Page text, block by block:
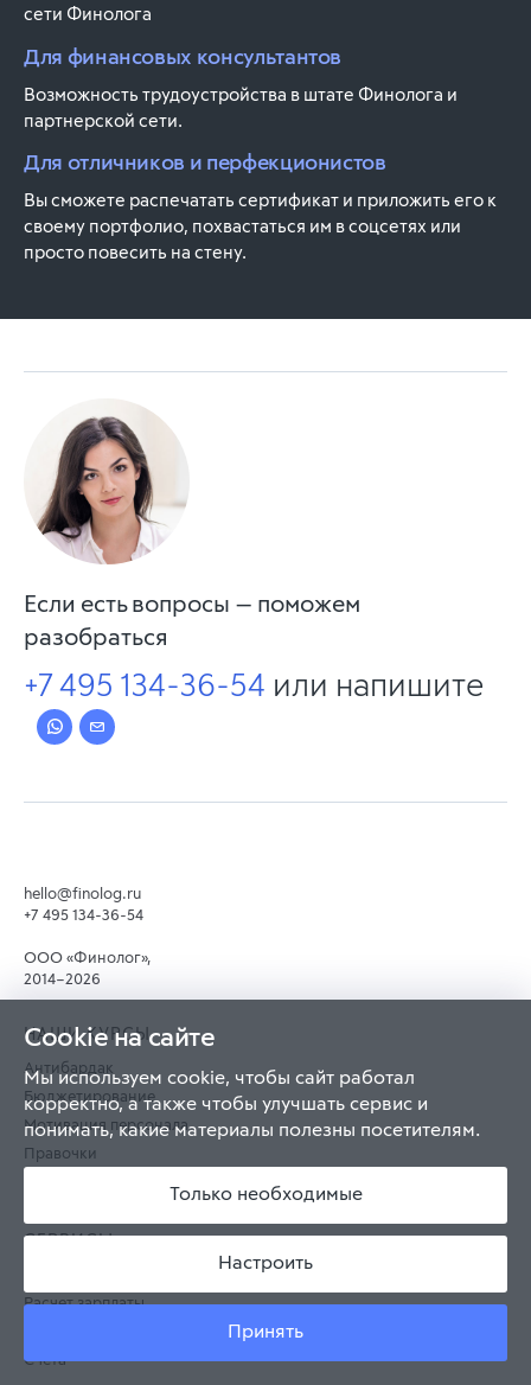
сети Финолога
Для финансовых консультантов
Возможность трудоустройства в штате Финолога и
партнерской сети.
Для отличников и перфекционистов
Вы сможете распечатать сертификат и приложить его к
своему портфолио, похвастаться им в соцсетях или
просто повесить на стену.
Если есть вопросы — поможем
разобраться
+7 495 134-36-54 или напишите
hello@finolog.ru
+7 495 134-36-54
ООО «Финолог»,
2014–2026
НАШИ КУРСЫ
Антибардак
Бюджетирование
Мотивация персонала
Правочки
СЕРВИСЫ
Расчет зарплаты
Счета
Cookie на сайте
Мы используем cookie, чтобы сайт работал
корректно, а также чтобы улучшать сервис и
понимать, какие материалы полезны посетителям.
Только необходимые
Настроить
Принять